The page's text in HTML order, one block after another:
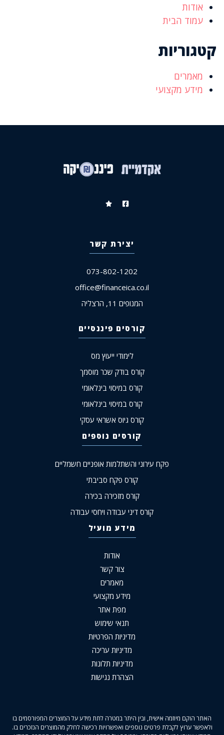
אודות
עמוד הבית
קטגוריות
מאמרים
מידע מקצועי
יצירת קשר
073-802-1202
office@financeica.co.il
המנופים 11, הרצליה
קורסים פיננסיים
לימודי ייעוץ מס
קורס בודק שכר מוסמך
קורס במיסוי בינלאומי
קורס במיסוי בינלאומי
קורס גיוס אשראי עסקי
קורסים נוספים
פקח עירוני והשתלמות אופניים חשמליים
קורס פקח סביבתי
קורס מזכירה בכירה
קורס דיני עבודה ויחסי עבודה
מידע מועיל
אודות
צור קשר
מאמרים
מידע מקצועי
מפת אתר
תנאי שימוש
מדיניות הפרטיות
מדיניות עריכה
מדיניות תלונות
הצהרת נגישות
האתר הוקם מיוזמה אישית, ובין היתר במטרה לתת מידע על המוצרים המפורסמים בו
ולאפשר ערוץ לקבלת פרטים נוספים ואפשרויות רכישה לחלק מהמוצרים הנזכרים בו.